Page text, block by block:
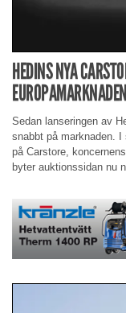
HEDINS NYA
EUROPAMARKNADEN
Sedan lanseringen av
snabbt på marknaden.
på Carstore,
byter auktionssidan nu